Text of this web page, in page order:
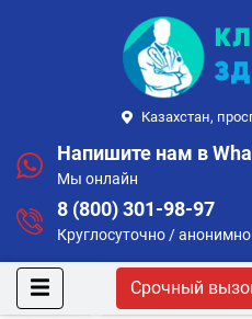
Казахстан,
Напишите нам в
Мы онлайн
8 (800) 301-98-97
Круглосуточно / анонимно
Срочный